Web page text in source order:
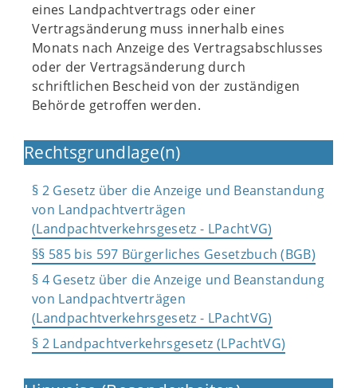
eines Landpachtvertrags oder einer
Vertragsänderung muss innerhalb eines
Monats nach Anzeige des Vertragsabschlusses
oder der Vertragsänderung durch
schriftlichen Bescheid von der zuständigen
Behörde getroffen werden.
Rechtsgrundlage(n)
§ 2 Gesetz über die Anzeige und Beanstandung
von Landpachtverträgen
(Landpachtverkehrsgesetz - LPachtVG)
§§ 585 bis 597 Bürgerliches Gesetzbuch (BGB)
§ 4 Gesetz über die Anzeige und Beanstandung
von Landpachtverträgen
(Landpachtverkehrsgesetz - LPachtVG)
§ 2 Landpachtverkehrsgesetz (LPachtVG)